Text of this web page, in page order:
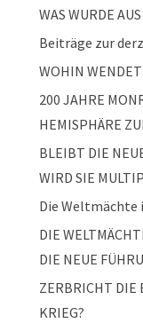
WAS WURDE
Beiträge zur
WOHIN
200 JAHRE
HEMISPHÄRE
BLEIBT DIE
WIRD SIE
Die Weltmächte
DIE
DIE NEUE
ZERBRICHT DIE
KRIEG?